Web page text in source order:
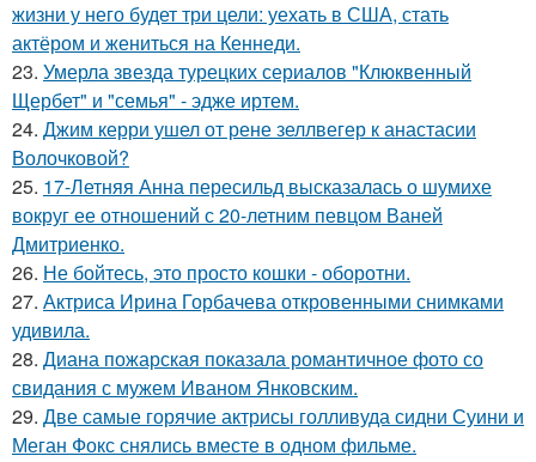
жизни у него будет три цели: уехать в США, стать
актёром и жениться на Кеннеди.
23. Умерла звезда турецких сериалов "Клюквенный
Щербет" и "семья" - эдже иртем.
24. Джим керри ушел от рене зеллвегер к анастасии
Волочковой?
25. 17-Летняя Анна пересильд высказалась о шумихе
вокруг ее отношений с 20-летним певцом Ваней
Дмитриенко.
26. Не бойтесь, это просто кошки - оборотни.
27. Актриса Ирина Горбачева откровенными снимками
удивила.
28. Диана пожарская показала романтичное фото со
свидания с мужем Иваном Янковским.
29. Две самые горячие актрисы голливуда сидни Суини и
Меган Фокс снялись вместе в одном фильме.